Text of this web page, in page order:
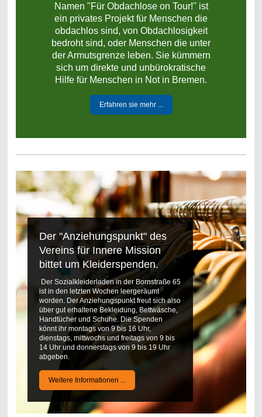
Namen "Für Obdachlose on Tour!" ist
ein privates Projekt für Menschen die
obdachlos sind, von Obdachlosigkeit
bedroht sind, oder Menschen die unter
der Armutsgrenze leben. Sie kümmern
sich um direkte und unbürokratische
Hilfe für Menschen in Not in Bremen.
Erfahren sie mehr ...
Der "Anziehungspunkt" des
Vereins für Innere Mission
bittet um Kleiderspenden.
Der Sozialkleiderladen in der Bornstraße 65
ist in den letzten Wochen leergeräumt
worden. Der Anziehungspunkt freut sich also
über gut erhaltene Bekleidung, Bettwäsche,
Handtücher und Schuhe. Die Spenden
könnt ihr montags von 9 bis 16 Uhr,
dienstags, mittwochs und freitags von 9 bis
14 Uhr und donnerstags von 9 bis 19 Uhr
abgeben.
Weitere Informationen ...